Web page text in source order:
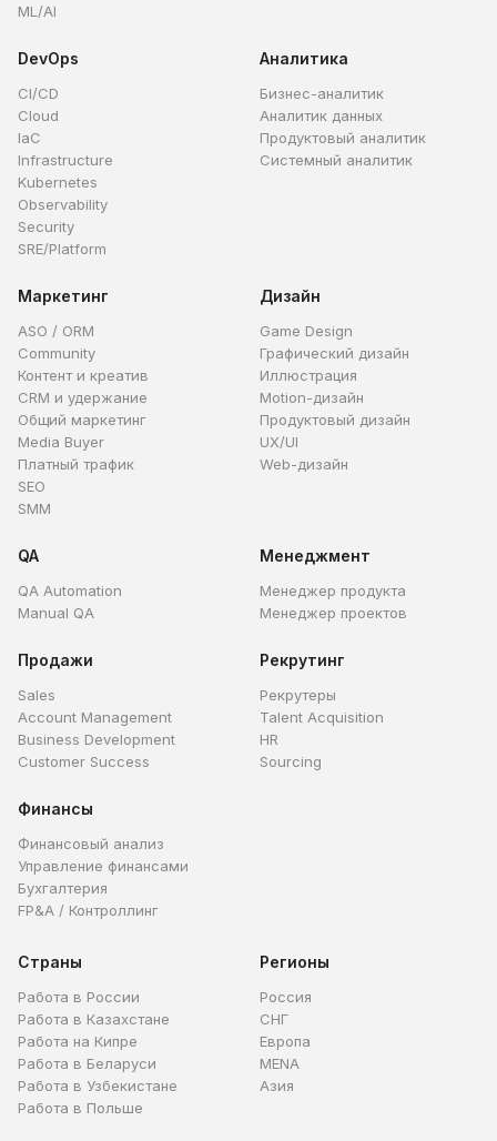
ML/AI
DevOps
CI/CD
Cloud
IaC
Infrastructure
Kubernetes
Observability
Security
SRE/Platform
Аналитика
Бизнес-аналитик
Аналитик данных
Продуктовый аналитик
Системный аналитик
Маркетинг
ASO / ORM
Community
Контент и креатив
CRM и удержание
Общий маркетинг
Media Buyer
Платный трафик
SEO
SMM
Дизайн
Game Design
Графический дизайн
Иллюстрация
Motion-дизайн
Продуктовый дизайн
UX/UI
Web-дизайн
QA
QA Automation
Manual QA
Менеджмент
Менеджер продукта
Менеджер проектов
Продажи
Sales
Account Management
Business Development
Customer Success
Рекрутинг
Рекрутеры
Talent Acquisition
HR
Sourcing
Финансы
Финансовый анализ
Управление финансами
Бухгалтерия
FP&A / Контроллинг
Страны
Работа в России
Работа в Казахстане
Работа на Кипре
Работа в Беларуси
Работа в Узбекистане
Работа в Польше
Регионы
Россия
СНГ
Европа
MENA
Азия